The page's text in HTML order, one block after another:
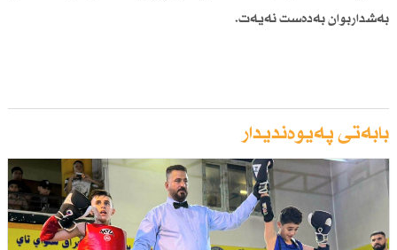
بەشداربوان بەدەست نەیەت.
بابەتی پەیوەندیدار